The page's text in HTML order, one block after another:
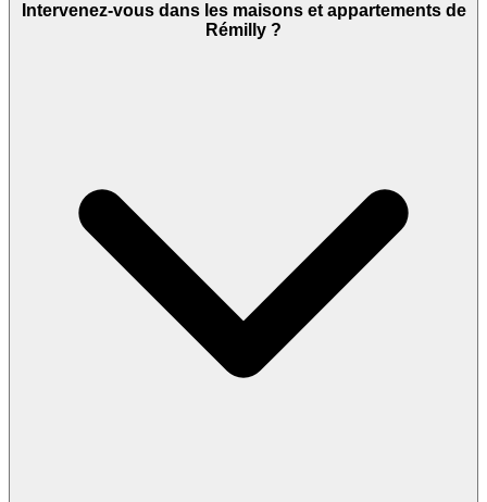
Intervenez-vous dans les maisons et appartements de
Rémilly ?